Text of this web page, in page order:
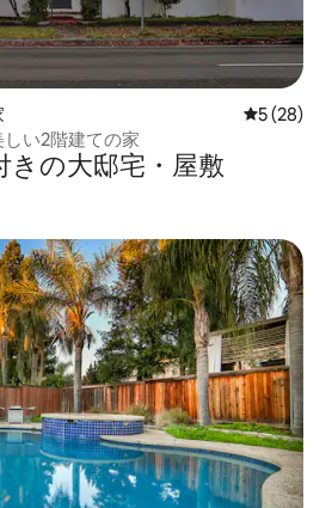
レビュー
5 (28)
い2階建ての家
きの大邸宅・屋敷